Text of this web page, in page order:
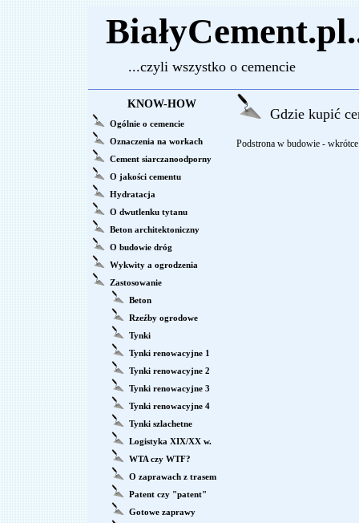
...czyli wszystko o cemencie
KNOW-HOW
Ogólnie o cemencie
Oznaczenia na workach
Cement siarczanoodporny
O jakości cementu
Hydratacja
O dwutlenku tytanu
Beton architektoniczny
O budowie dróg
Wykwity a ogrodzenia
Zastosowanie
Beton
Rzeźby ogrodowe
Tynki
Tynki renowacyjne 1
Tynki renowacyjne 2
Tynki renowacyjne 3
Tynki renowacyjne 4
Tynki szlachetne
Logistyka XIX/XX w.
WTA czy WTF?
O zaprawach z trasem
Patent czy "patent"
Gotowe zaprawy
Gdzie kupić
Podstrona w budowie -